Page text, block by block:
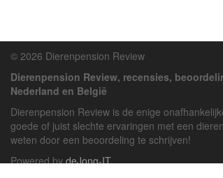
© 2026 Dierenpension Review
Dierenpension Review, recensies,
Nederland en België
Dierenpension Review is de enige
goede of juist slechte ervaringen met een
weten door een beoordeling te schrijven!
Powered bydeJong-IT